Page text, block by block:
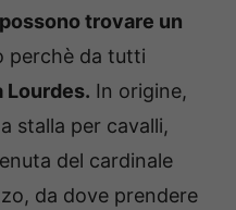
possono trovare un
perchè da tutti
Lourdes. In origine,
stalla per cavalli,
del cardinale
da dove prendere